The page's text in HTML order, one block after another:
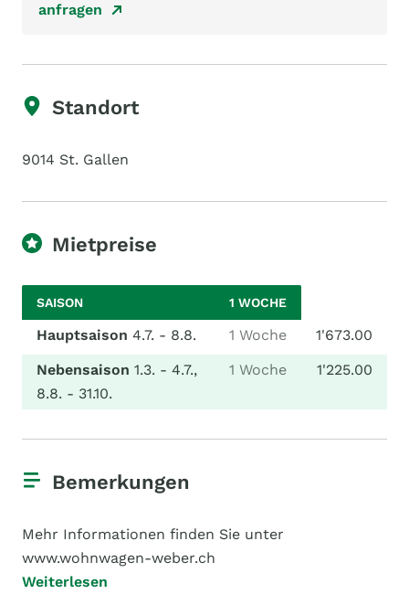
anfragen
Standort
9014 St. Gallen
Mietpreise
SAISON 1 WOCHE
Hauptsaison 4.7. - 8.8. 1 Woche
1'673.00
Nebensaison 1.3. - 4.7.,
8.8. - 31.10.
1 Woche 1'225.00
Bemerkungen
Mehr Informationen finden Sie unter
www.wohnwagen-weber.ch
Weiterlesen